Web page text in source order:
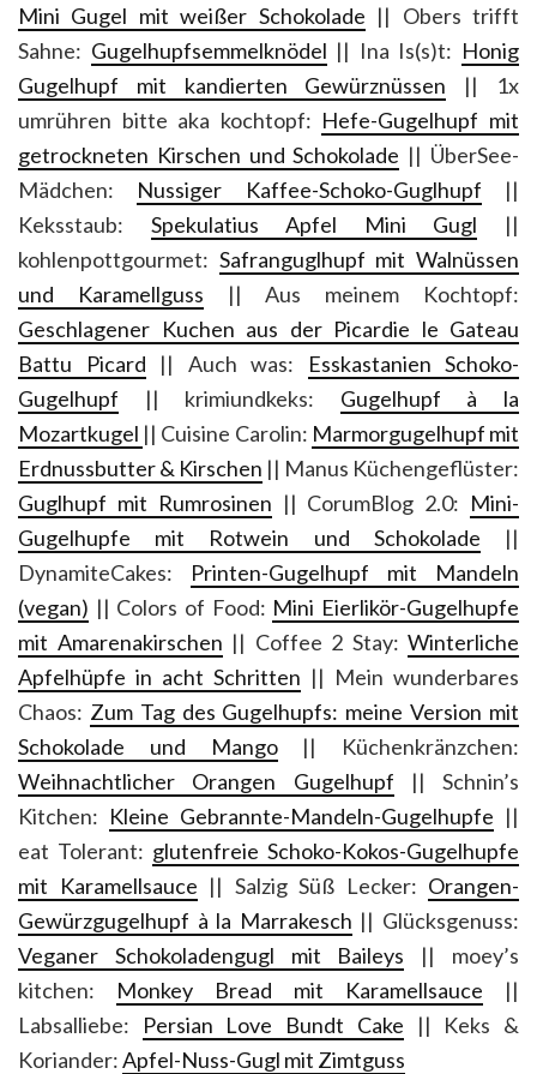
Mini Gugel mit weißer Schokolade || Obers trifft
Sahne: Gugelhupfsemmelknödel || Ina Is(s)t: Honig
Gugelhupf mit kandierten Gewürznüssen || 1x
umrühren bitte aka kochtopf: Hefe-Gugelhupf mit
getrockneten Kirschen und Schokolade || ÜberSee-
Mädchen: Nussiger Kaffee-Schoko-Guglhupf ||
Keksstaub: Spekulatius Apfel Mini Gugl ||
kohlenpottgourmet: Safranguglhupf mit Walnüssen
und Karamellguss || Aus meinem Kochtopf:
Geschlagener Kuchen aus der Picardie le Gateau
Battu Picard || Auch was:
Esskastanien Schoko-
Gugelhupf || krimiundkeks: Gugelhupf à la
Mozartkugel || Cuisine Carolin: Marmorgugelhupf mit
Erdnussbutter & Kirschen || Manus Küchengeflüster:
Guglhupf mit Rumrosinen || CorumBlog 2.0: Mini-
Gugelhupfe mit Rotwein und Schokolade ||
DynamiteCakes: Printen-Gugelhupf mit Mandeln
(vegan) || Colors of Food: Mini Eierlikör-Gugelhupfe
mit Amarenakirschen || Coffee 2 Stay: Winterliche
Apfelhüpfe in acht Schritten || Mein wunderbares
Chaos: Zum Tag des Gugelhupfs: meine Version mit
Schokolade und Mango|| Küchenkränzchen:
Weihnachtlicher Orangen Gugelhupf || Schnin’s
Kitchen: Kleine Gebrannte-Mandeln-Gugelhupfe ||
eat Tolerant: glutenfreie Schoko-Kokos-Gugelhupfe
mit Karamellsauce || Salzig Süß Lecker: Orangen-
Gewürzgugelhupf à la Marrakesch || Glücksgenuss:
Veganer Schokoladengugl mit Baileys || moey’s
kitchen: Monkey Bread mit Karamellsauce ||
Labsalliebe:
Persian Love Bundt Cake || Keks &
Koriander:Apfel-Nuss-Gugl mit Zimtguss